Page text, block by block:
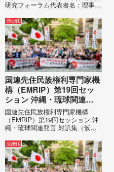
研究フォーラム代表者名：理事
市電 話：080- 「公表により初
めて明らかにされる仕組み」とい
う根拠のない違法運用の指摘と条
例運用の停止を求める陳情...
歴史戦
国連先住民族権利専門家機
構（EMRIP）第19回セッ
ション 沖縄・琉球関連発
言 対訳集（仮訳）
国連先住民族権利専門家機構
（EMRIP）第19回セッション 沖
縄・琉球関連発言 対訳集（仮
（EMRIP）の各会合において行
われた、沖縄・琉球の先住民族指
定、PFAS（有機フッ素化合物）
問題、米軍基地、伝統文化（...
法律戦